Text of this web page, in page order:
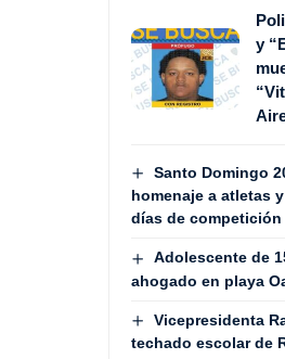
y
Santo Domingo
homenaje a atletas
días de competición
Adolescente de
ahogado en playa
Vicepresidenta
techado escolar de